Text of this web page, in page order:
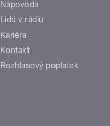
Nápověda
Lidé v rádiu
Kariéra
Kontakt
Rozhlasový poplatek